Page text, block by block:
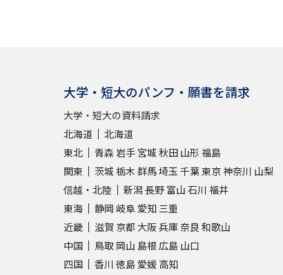
大学・短大のパンフ・願書を請求
大学・短大の資料請求
北海道
北海道
東北
青森 岩手 宮城 秋田 山形 福島
関東
茨城 栃木 群馬埼玉 千葉東京神奈川 山梨
信越・北陸
新潟長野 富山 石川 福井
東海
静岡 岐阜 愛知 三重
近畿
滋賀 京都 大阪兵庫奈良 和歌山
中国
鳥取 岡山 島根 広島 山口
四国
香川 徳島 愛媛 高知